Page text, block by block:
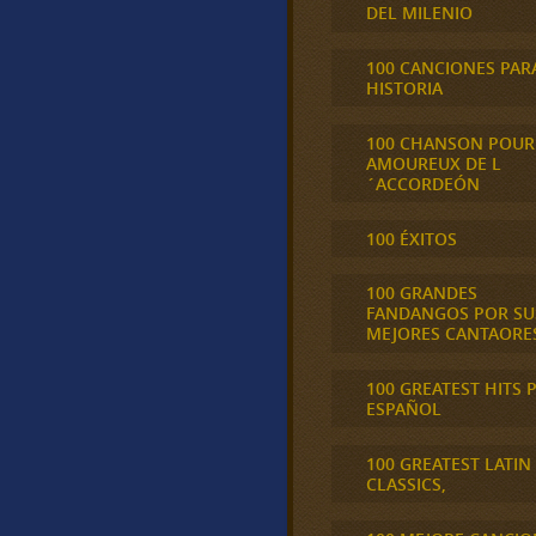
DEL MILENIO
100 CANCIONES
HISTORIA
100 CHANSON
AMOUREUX DE L
´ACCORDEÓN
100 ÉXITOS
100 GRANDES
FANDANGOS POR
MEJORES
100 GREATEST HITS
ESPAÑOL
100 GREATEST LATIN
CLASSICS,